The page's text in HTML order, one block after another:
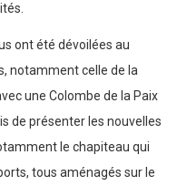
ont été dévoilées au
notamment celle de la
une Colombe de la Paix
de présenter les nouvelles
le chapiteau qui
tous aménagés sur le